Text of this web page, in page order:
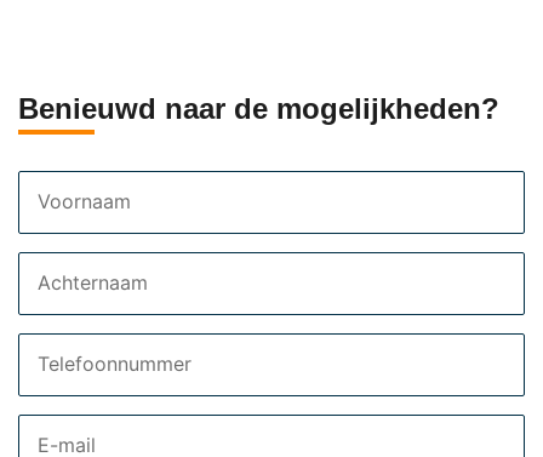
Benieuwd naar de mogelijkheden?